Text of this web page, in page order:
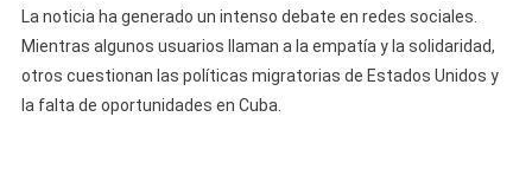
La noticia ha generado un intenso debate en redes sociales.
Mientras algunos usuarios llaman a la empatía y la solidaridad,
otros cuestionan las políticas migratorias de Estados Unidos y
la falta de oportunidades en Cuba.